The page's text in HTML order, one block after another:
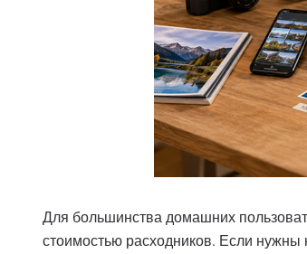
Для большинства домашних
стоимостью расходников. Если нужны